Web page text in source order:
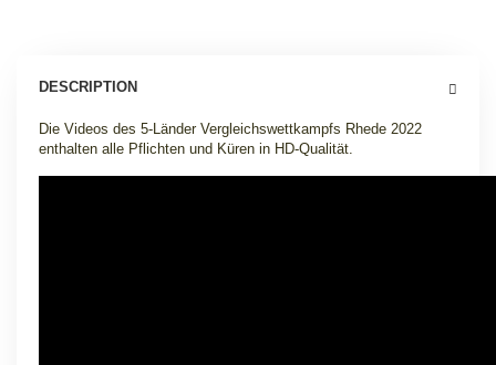
DESCRIPTION
Die Videos des 5-Länder Vergleichswettkampfs Rhede 2022
enthalten alle Pflichten und Küren in HD-Qualität.